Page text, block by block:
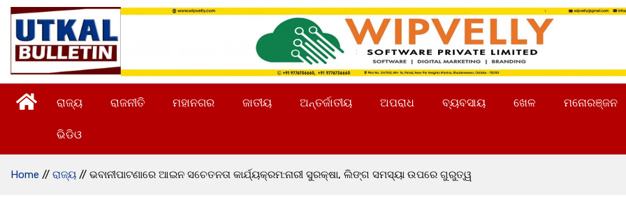
ରାଜ୍ୟ ରାଜନୀତି ମହାନଗର ଜାତୀୟ ଅନ୍ତର୍ଜାତୀୟ ଅପରାଧ ବ୍ୟବସାୟ ଖେଳ ମନୋରଞ୍ଜନ
ଭିଡିଓ
Home // ରାଜ୍ୟ // ଭବାନୀପାଟଣାରେ ଆଇନ ସଚେତନତା କାର୍ଯ୍ୟକ୍ରମ:ନାରୀ ସୁରକ୍ଷା, ଲିଙ୍ଗ ସମସ୍ୟା ଉପରେ ଗୁରୁତ୍ୱ